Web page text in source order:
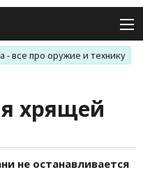
- все про оружие и технику
хрящей
не останавливается